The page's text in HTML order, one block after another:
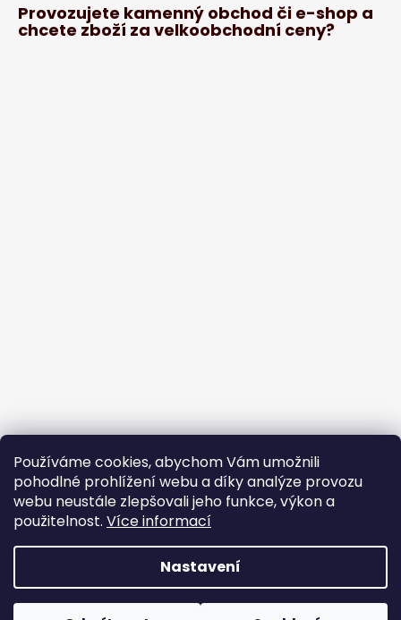
Používáme cookies, abychom Vám umožnili
pohodlné prohlížení webu a díky analýze provozu
webu neustále zlepšovali jeho funkce, výkon a
použitelnost. Více informací
Nastavení
Provozujete kamenný obchod či e-shop a
chcete zboží za velkoobchodní ceny?
Copyright 2026Cambag. Všechna práva vyhrazena.